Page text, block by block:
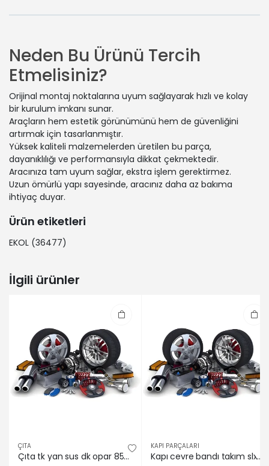
Neden Bu Ürünü Tercih
Etmelisiniz?
Orijinal montaj noktalarına uyum sağlayarak hızlı ve kolay
bir kurulum imkanı sunar.
Araçların hem estetik görünümünü hem de güvenliğini
artırmak için tasarlanmıştır.
Yüksek kaliteli malzemelerden üretilen bu parça,
dayanıklılığı ve performansıyla dikkat çekmektedir.
Aracınıza tam uyum sağlar, ekstra işlem gerektirmez.
Uzun ömürlü yapı sayesinde, aracınız daha az bakıma
ihtiyaç duyar.
Ürün etiketleri
EKOL (36477)
İlgili ürünler
ÇITA
Çıta tk yan sus dk opar 85011225
KAPI PARÇALARI
Kapı cevre bandı takım slx Fprofıl 85011225